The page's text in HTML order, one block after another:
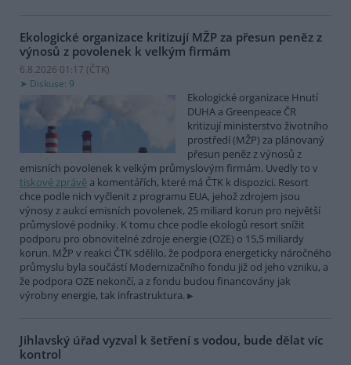
Ekologické organizace kritizují MŽP za přesun peněz z
výnosů z povolenek k velkým firmám
6.8.2026 01:17 (ČTK)
Diskuse: 9
Ekologické organizace Hnutí
DUHA a Greenpeace ČR
kritizují ministerstvo životního
prostředí (MŽP) za plánovaný
přesun peněz z výnosů z
emisních povolenek k velkým průmyslovým firmám. Uvedly to v
tiskové zprávě a komentářích, které má ČTK k dispozici. Resort
chce podle nich vyčlenit z programu EUA, jehož zdrojem jsou
výnosy z aukcí emisních povolenek, 25 miliard korun pro největší
průmyslové podniky. K tomu chce podle ekologů resort snížit
podporu pro obnovitelné zdroje energie (OZE) o 15,5 miliardy
korun. MŽP v reakci ČTK sdělilo, že podpora energeticky náročného
průmyslu byla součástí Modernizačního fondu již od jeho vzniku, a
že podpora OZE nekončí, a z fondu budou financovány jak
výrobny energie, tak infrastruktura.
Jihlavský úřad vyzval k šetření s vodou, bude dělat víc
kontrol